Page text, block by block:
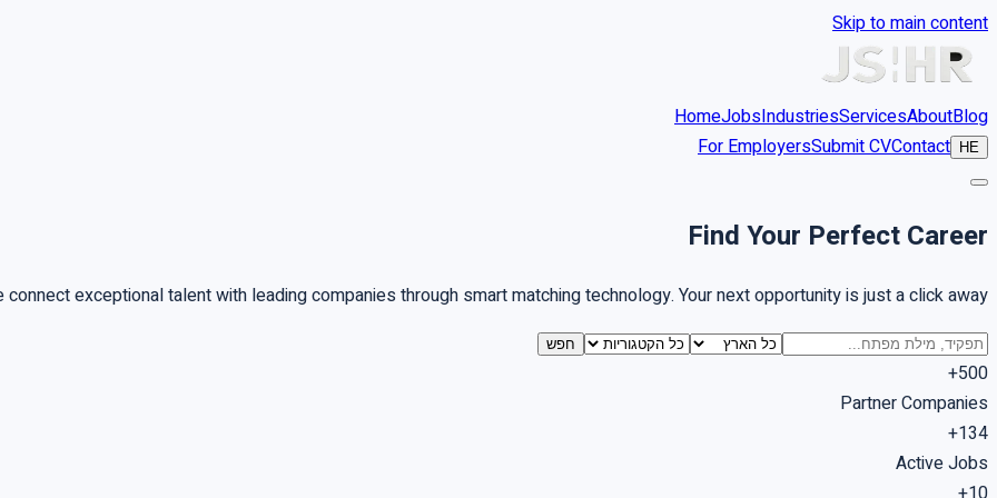
Skip to main content
HomeJobsIndustriesServicesAboutBlog
HE
For EmployersSubmit CVContact
Find Your Perfect Career
connect exceptional talent with leading companies through smart matching technology. Your next opportunity is just a click away.
חפש
500+
Partner Companies
134+
Active Jobs